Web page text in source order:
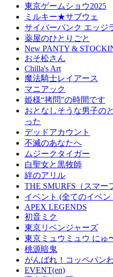
東京ゲームショウ2025
ミルキー★サブウェ
サイバーパンク エッジ
薬屋のひとりごと
New PANTY &
おそ松さん
Chilla's Art
魔法騎士レイアース
マニアック
姫様“拷問”の時間です
おとなしそうな男子の
った
デッドアカウント
不滅のあなたへ
ムジークタイガー
白聖女と黒牧師
絆のアリル
THE SMURFS（スマー
イベント (全てのイベン
APEX LEGENDS
初音ミク
東京リベンジャーズ
東京ミュウミュウ にゅ
桃源暗鬼
がんばれ！コッペパン
EVENT(en)